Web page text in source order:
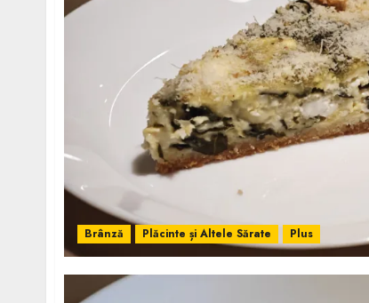
Brânză Plăcinte și Altele Sărate Plus